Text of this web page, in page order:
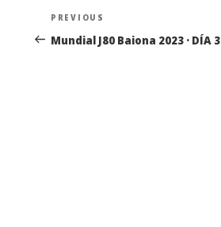
Navegación
de
Previous
Post
PREVIOUS
Mundial J80 Baiona 2023 · DÍA 3